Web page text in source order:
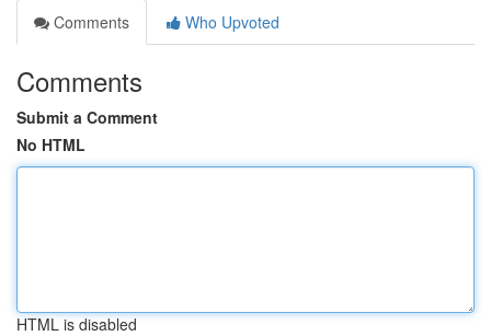
Comments
Who Upvoted
Comments
Submit a Comment
No HTML
HTML is disabled